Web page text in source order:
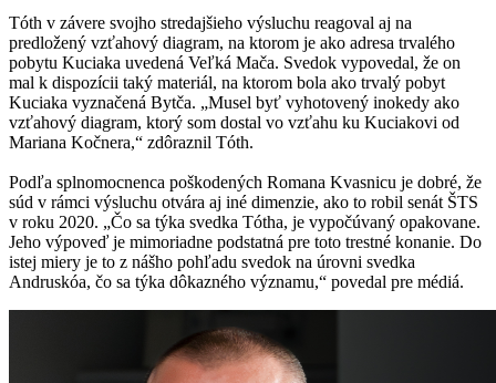
Tóth v závere svojho stredajšieho výsluchu reagoval aj na
predložený vzťahový diagram, na ktorom je ako adresa trvalého
pobytu Kuciaka uvedená Veľká Mača. Svedok vypovedal, že on
mal k dispozícii taký materiál, na ktorom bola ako trvalý pobyt
Kuciaka vyznačená Bytča. „Musel byť vyhotovený inokedy ako
vzťahový diagram, ktorý som dostal vo vzťahu ku Kuciakovi od
Mariana Kočnera,“ zdôraznil Tóth.
Podľa splnomocnenca poškodených Romana Kvasnicu je dobré, že
súd v rámci výsluchu otvára aj iné dimenzie, ako to robil senát ŠTS
v roku 2020. „Čo sa týka svedka Tótha, je vypočúvaný opakovane.
Jeho výpoveď je mimoriadne podstatná pre toto trestné konanie. Do
istej miery je to z nášho pohľadu svedok na úrovni svedka
Andruskóa, čo sa týka dôkazného významu,“ povedal pre médiá.